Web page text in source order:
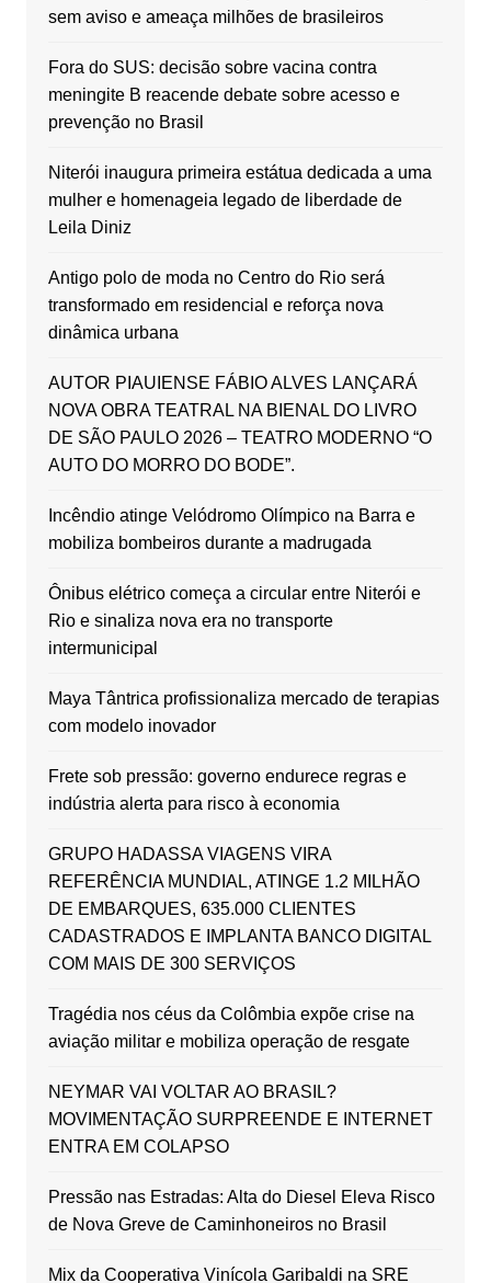
sem aviso e ameaça milhões de brasileiros
Fora do SUS: decisão sobre vacina contra
meningite B reacende debate sobre acesso e
prevenção no Brasil
Niterói inaugura primeira estátua dedicada a uma
mulher e homenageia legado de liberdade de
Leila Diniz
Antigo polo de moda no Centro do Rio será
transformado em residencial e reforça nova
dinâmica urbana
AUTOR PIAUIENSE FÁBIO ALVES LANÇARÁ
NOVA OBRA TEATRAL NA BIENAL DO LIVRO
DE SÃO PAULO 2026 – TEATRO MODERNO “O
AUTO DO MORRO DO BODE”.
Incêndio atinge Velódromo Olímpico na Barra e
mobiliza bombeiros durante a madrugada
Ônibus elétrico começa a circular entre Niterói e
Rio e sinaliza nova era no transporte
intermunicipal
Maya Tântrica profissionaliza mercado de terapias
com modelo inovador
Frete sob pressão: governo endurece regras e
indústria alerta para risco à economia
GRUPO HADASSA VIAGENS VIRA
REFERÊNCIA MUNDIAL, ATINGE 1.2 MILHÃO
DE EMBARQUES, 635.000 CLIENTES
CADASTRADOS E IMPLANTA BANCO DIGITAL
COM MAIS DE 300 SERVIÇOS
Tragédia nos céus da Colômbia expõe crise na
aviação militar e mobiliza operação de resgate
NEYMAR VAI VOLTAR AO BRASIL?
MOVIMENTAÇÃO SURPREENDE E INTERNET
ENTRA EM COLAPSO
Pressão nas Estradas: Alta do Diesel Eleva Risco
de Nova Greve de Caminhoneiros no Brasil
Mix da Cooperativa Vinícola Garibaldi na SRE